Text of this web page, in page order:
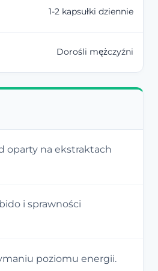
1-2 kapsułki dziennie
Dorośli mężczyźni
oparty na ekstraktach
i sprawności
poziomu energii.